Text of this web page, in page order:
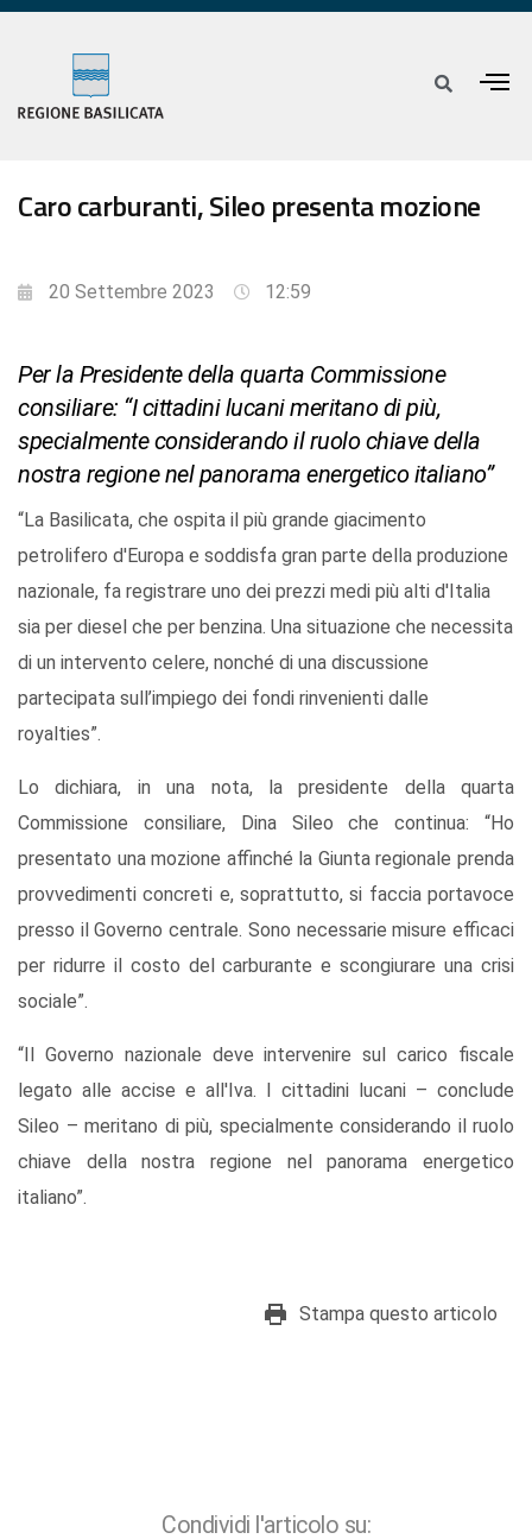
Caro carburanti, Sileo presenta mozione
20 Settembre 2023 12:59
Per la Presidente della quarta Commissione
consiliare: “I cittadini lucani meritano di più,
specialmente considerando il ruolo chiave della
nostra regione nel panorama energetico italiano”
“La Basilicata, che ospita il più grande giacimento
petrolifero d'Europa e soddisfa gran parte della produzione
nazionale, fa registrare uno dei prezzi medi più alti d'Italia
sia per diesel che per benzina. Una situazione che necessita
di un intervento celere, nonché di una discussione
partecipata sull’impiego dei fondi rinvenienti dalle
royalties”.
Lo dichiara, in una nota, la presidente della quarta
Commissione consiliare, Dina Sileo che continua: “Ho
presentato una mozione affinché la Giunta regionale prenda
provvedimenti concreti e, soprattutto, si faccia portavoce
presso il Governo centrale. Sono necessarie misure efficaci
per ridurre il costo del carburante e scongiurare una crisi
sociale”.
“Il Governo nazionale deve intervenire sul carico fiscale
legato alle accise e all'Iva. I cittadini lucani – conclude
Sileo – meritano di più, specialmente considerando il ruolo
chiave della nostra regione nel panorama energetico
italiano”.
Stampa questo articolo
Condividi l'articolo su: